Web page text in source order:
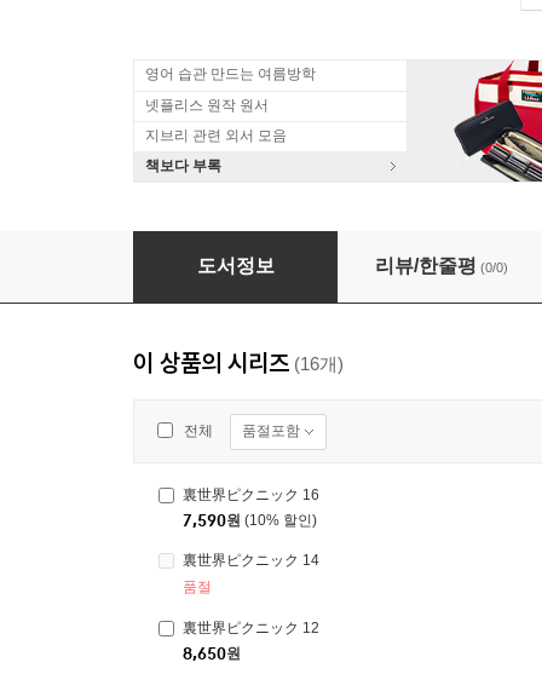
영어 습관 만드는 여름방학
넷플리스 원작 원서
지브리 관련 외서 모음
책보다 부록
裏世界ピクニック 1
도서정보 리뷰/한줄평 (0/0)
이 상품의 시리즈 (16개)
전체 품절포함
裏世界ピクニック 16
7,590원 (10% 할인)
裏世界ピクニック 14
품절
裏世界ピクニック 12
8,650원